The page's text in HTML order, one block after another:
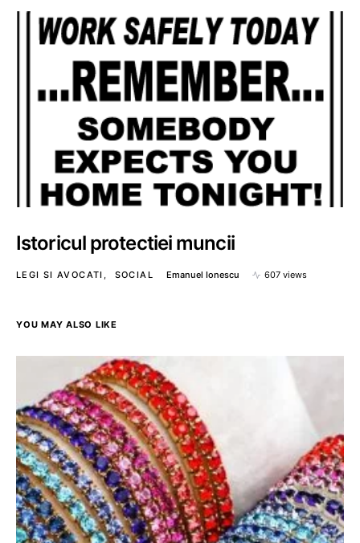
Istoricul protectiei muncii
LEGI SI AVOCATI SOCIAL Emanuel Ionescu 607 views
YOU MAY ALSO LIKE